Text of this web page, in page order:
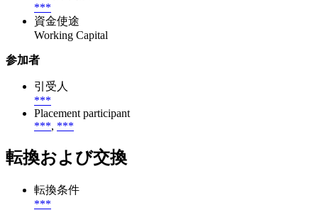
***
資金使途
Working Capital
参加者
引受人
***
Placement participant
***, ***
転換および交換
転換条件
***